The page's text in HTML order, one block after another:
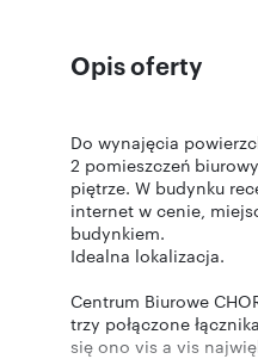
Opis oferty
Do wynajęcia
2 pomieszczeń
piętrze. W budynku
internet w cenie,
budynkiem.
Idealna lokalizacja.
Centrum Biurowe
trzy połączone
się ono vis a vis